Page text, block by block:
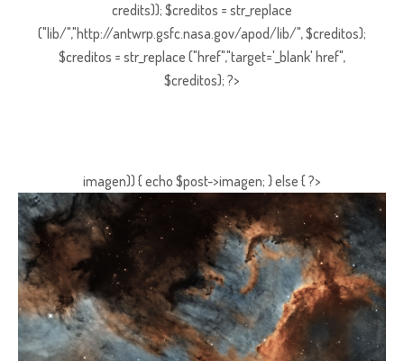
credits)); $creditos = str_replace
("lib/","http://antwrp.gsfc.nasa.gov/apod/lib/", $creditos);
$creditos = str_replace ("href","target='_blank' href",
$creditos); ?>
imagen)) { echo $post->imagen; } else { ?>